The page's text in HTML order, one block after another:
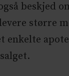
beskjed
større
enkelte